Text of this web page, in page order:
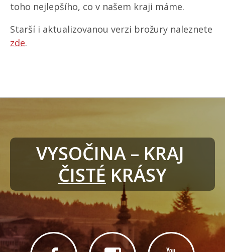
toho nejlepšího, co v našem kraji máme.
Starší i aktualizovanou verzi brožury naleznete
zde.
VYSOČINA – KRAJ
ČISTÉ KRÁSY